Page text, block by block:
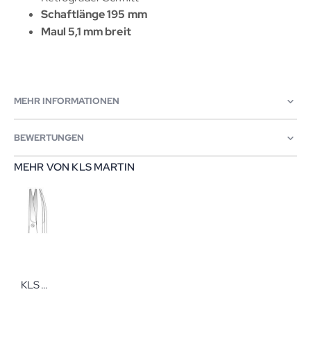
Schaftlänge 195 mm
Maul 5,1 mm breit
MEHR INFORMATIONEN
BEWERTUNGEN
MEHR VON KLS MARTIN
KLS Martin TC-Ligaturschere 14,5 cm, gebogen